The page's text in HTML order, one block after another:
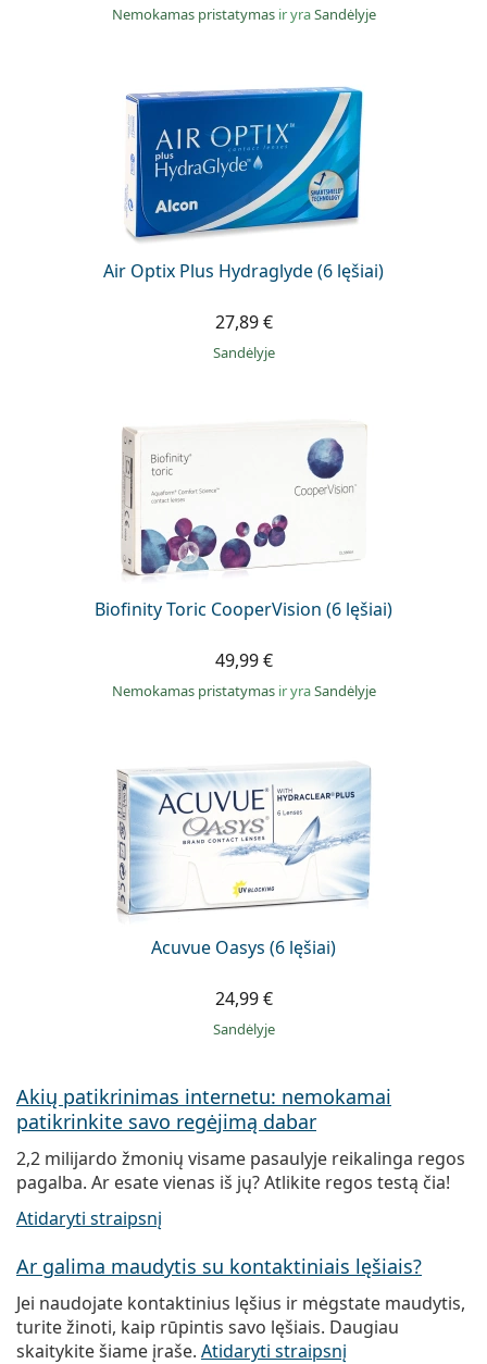
Nemokamas pristatymas ir yraSandėlyje
Air Optix Plus Hydraglyde (6 lęšiai)
27,89 €
Sandėlyje
Biofinity Toric CooperVision (6 lęšiai)
49,99 €
Nemokamas pristatymas ir yraSandėlyje
Acuvue Oasys (6 lęšiai)
24,99 €
Sandėlyje
Akių patikrinimas internetu: nemokamai
patikrinkite savo regėjimą dabar
2,2 milijardo žmonių visame pasaulyje reikalinga regos
pagalba. Ar esate vienas iš jų? Atlikite regos testą čia!
Atidaryti straipsnį
Ar galima maudytis su kontaktiniais lęšiais?
Jei naudojate kontaktinius lęšius ir mėgstate maudytis,
turite žinoti, kaip rūpintis savo lęšiais. Daugiau
skaitykite šiame įraše. Atidaryti straipsnį